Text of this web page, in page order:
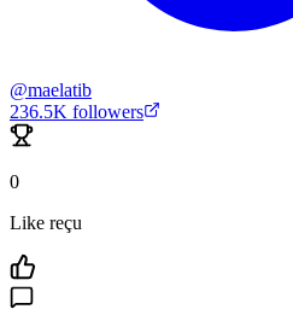
@maelatib
236.5K followers
0
Like reçu